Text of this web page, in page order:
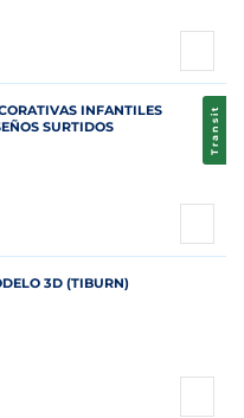
Transit
INFANTILES
SURTIDOS
3D (TIBURN)